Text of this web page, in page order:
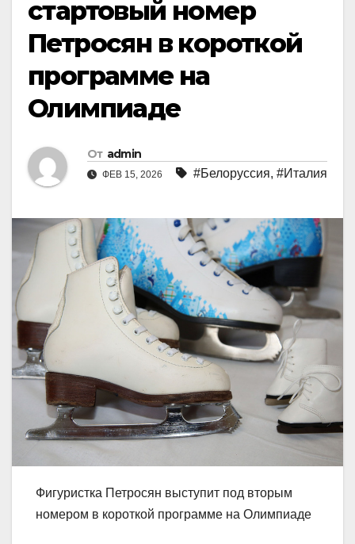
стартовый номер
Петросян в короткой
программе на
Олимпиаде
От admin
ФЕВ 15, 2026 #Белоруссия, #Италия
Фигуристка Петросян выступит под вторым
номером в короткой программе на Олимпиаде